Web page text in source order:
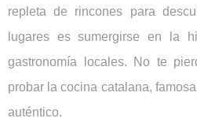
repleta de rincones para
lugares es sumergirse en la
gastronomía locales. No te
probar la cocina catalana,
auténtico.